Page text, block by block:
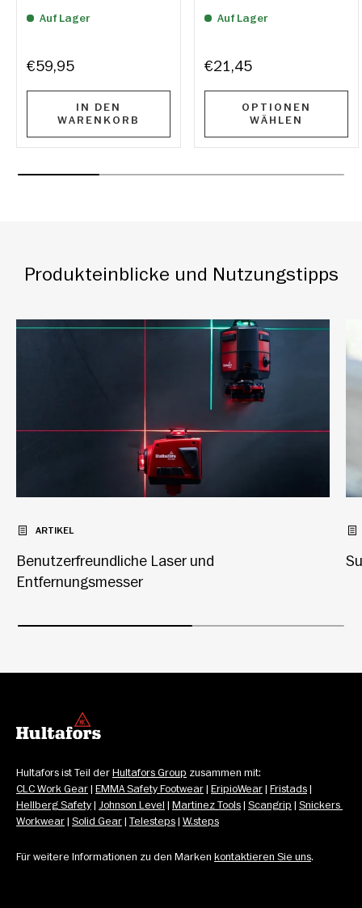
Auf Lager
€59,95
IN DEN
WARENKORB
Auf Lager
€21,45
OPTIONEN
WÄHLEN
Produkteinblicke und Nutzungstipps
ARTIKEL
Benutzerfreundliche Laser und
Entfernungsmesser
Hultafors ist Teil der Hultafors Group zusammen mit:
CLC Work Gear | EMMA Safety Footwear | EripioWear | Fristads
Hellberg Safety | Johnson Level | Martinez Tools | Scangrip | Snickers
Workwear | Solid Gear | Telesteps | W.steps
Für weitere Informationen zu den Marken kontaktieren Sie uns.